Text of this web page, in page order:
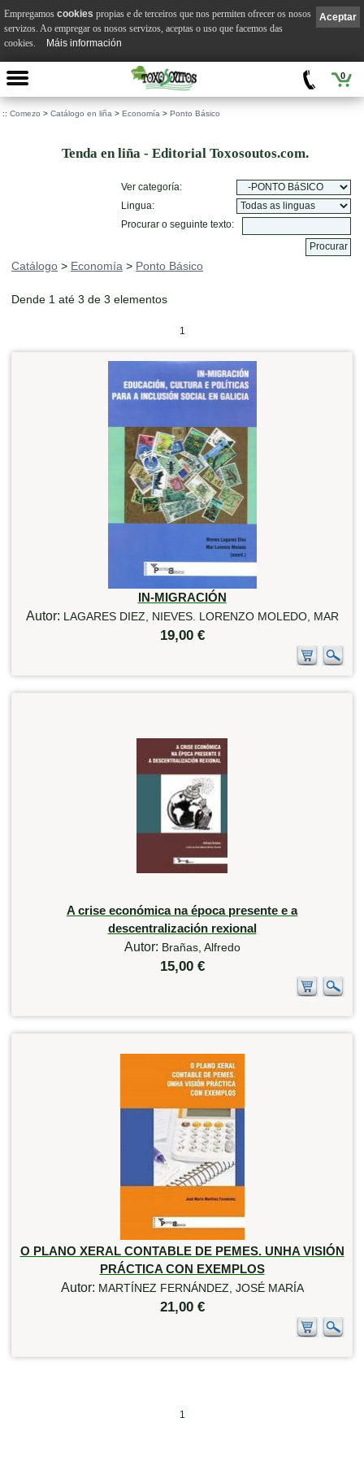
0
:: Comezo > Catálogo en liña > Economía > Ponto Básico
Tenda en liña - Editorial Toxosoutos.com.
Ver categoría:
Lingua:
Procurar o seguinte texto:
Catálogo > Economía > Ponto Básico
Dende 1 até 3 de 3 elementos
1
IN-MIGRACIÓN
Autor: LAGARES DIEZ, NIEVES. LORENZO MOLEDO, MAR
19,00 €
A crise económica na época presente e a
descentralización rexional
Autor: Brañas, Alfredo
15,00 €
O PLANO XERAL CONTABLE DE PEMES. UNHA VISIÓN
PRÁCTICA CON EXEMPLOS
Autor: MARTÍNEZ FERNÁNDEZ, JOSÉ MARÍA
21,00 €
1
Aceptar
Empregamos cookies propias e de terceiros que nos permiten ofrecer os nosos
servizos. Ao empregar os nosos servizos, aceptas o uso que facemos das
cookies.
Máis información